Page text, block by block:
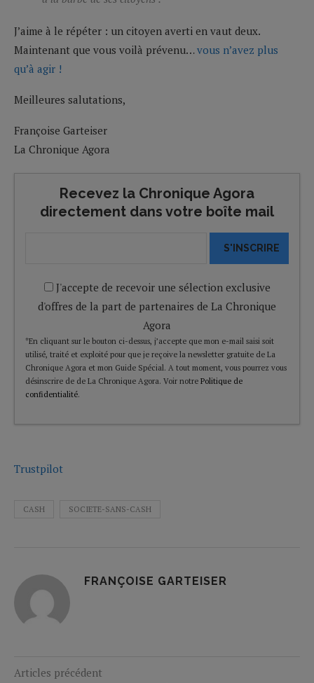
J’aime à le répéter : un citoyen averti en vaut deux.
Maintenant que vous voilà prévenu… vous n’avez plus
qu’à agir !
Meilleures salutations,
Françoise Garteiser
La Chronique Agora
Recevez la Chronique Agora
directement dans votre boîte mail
S'INSCRIRE
J'accepte de recevoir une sélection exclusive
d'offres de la part de partenaires de La Chronique
Agora
*En cliquant sur le bouton ci-dessus, j’accepte que mon e-mail saisi soit
utilisé, traité et exploité pour que je reçoive la newsletter gratuite de La
Chronique Agora et mon Guide Spécial. A tout moment, vous pourrez vous
désinscrire de de La Chronique Agora. Voir notre Politique de
confidentialité.
Trustpilot
CASH SOCIETE-SANS-CASH
FRANÇOISE GARTEISER
Articles précédent